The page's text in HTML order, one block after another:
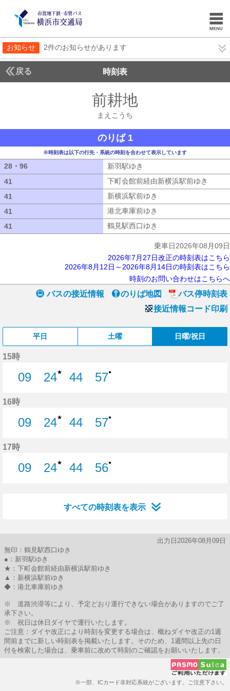
お知らせ 2件のお知らせがあります
戻る 時刻表
前耕地
まえこうち
のりば 1
※時刻表は以下の行先・系統の時刻を合わせて表示しています
28・96 新羽駅ゆき
41
下町会館前経由新横浜駅前ゆき
41
新横浜駅前ゆき
41
港北車庫前ゆき
41
鶴見駅西口ゆき
乗車日2026年08月09日
2026年7月27日改正の時刻表はこちら
2026年8月12日～2026年8月14日の時刻表はこちら
時刻のお問い合わせはこちらへ
バスの接近情報 のりば地図
バス停時刻表
接近情報コード印刷
平日 土曜 日曜/祝日
15時
09
24★
44
57●
16時
09
24★
44
57●
17時
09
24★
44
56●
すべての時刻表を表示
出力日2026年08月09日
無印：鶴見駅西口ゆき
●：新羽駅ゆき
★：下町会館前経由新横浜駅前ゆき
▲：新横浜駅前ゆき
◆：港北車庫前ゆき
※ 道路渋滞等により、予定どおり運行できない場合がありますのでご了
承下さい。
※ 祝日は休日ダイヤで運行いたします。
ご注意：ダイヤ改正により時刻を変更する場合は、概ねダイヤ改正の1週
間前までに新しい時刻表を掲載いたします。そのため、1週間以上先の日
付を検索した場合は、乗車前に改めて時刻のご確認をお願いいたします。
※一部、ICカード非対応系統がございます。ご注意下さい。